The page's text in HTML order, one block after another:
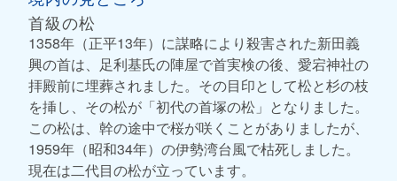
首級の松
1358年（正平13年）に謀略により殺害された新田義
興の首は、足利基氏の陣屋で首実検の後、愛宕神社の
拝殿前に埋葬されました。その目印として松と杉の枝
を挿し、その松が「初代の首塚の松」となりました。
この松は、幹の途中で桜が咲くことがありましたが、
1959年（昭和34年）の伊勢湾台風で枯死しました。
現在は二代目の松が立っています。